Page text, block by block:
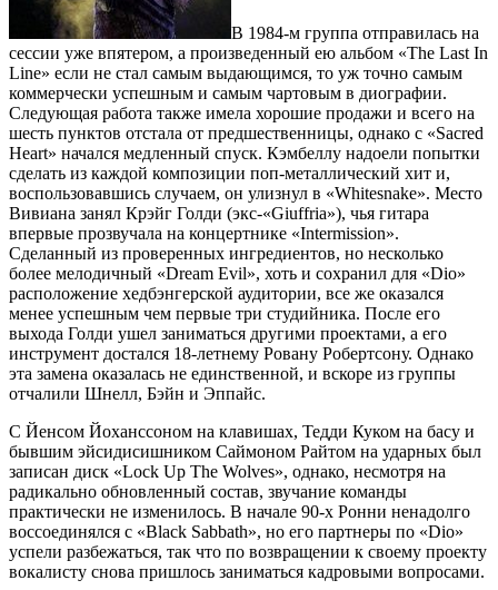
В 1984-м группа отправилась на
сессии уже впятером, а произведенный ею альбом «The Last In
Line» если не стал самым выдающимся, то уж точно самым
коммерчески успешным и самым чартовым в диографии.
Следующая работа также имела хорошие продажи и всего на
шесть пунктов отстала от предшественницы, однако с «Sacred
Heart» начался медленный спуск. Кэмбеллу надоели попытки
сделать из каждой композиции поп-металлический хит и,
воспользовавшись случаем, он улизнул в «Whitesnake». Место
Вивиана занял Крэйг Голди (экс-«Giuffria»), чья гитара
впервые прозвучала на концертнике «Intermission».
Сделанный из проверенных ингредиентов, но несколько
более мелодичный «Dream Evil», хоть и сохранил для «Dio»
расположение хедбэнгерской аудитории, все же оказался
менее успешным чем первые три студийника. После его
выхода Голди ушел заниматься другими проектами, а его
инструмент достался 18-летнему Ровану Робертсону. Однако
эта замена оказалась не единственной, и вскоре из группы
отчалили Шнелл, Бэйн и Эппайс.
С Йенсом Йоханссоном на клавишах, Тедди Куком на басу и
бывшим эйсидисишником Саймоном Райтом на ударных был
записан диск «Lock Up The Wolves», однако, несмотря на
радикально обновленный состав, звучание команды
практически не изменилось. В начале 90-х Ронни ненадолго
воссоединялся с «Black Sabbath», но его партнеры по «Dio»
успели разбежаться, так что по возвращении к своему проекту
вокалисту снова пришлось заниматься кадровыми вопросами.